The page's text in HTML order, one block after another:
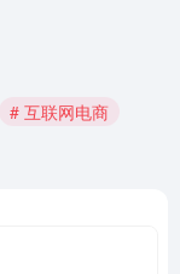
# 互联网电商